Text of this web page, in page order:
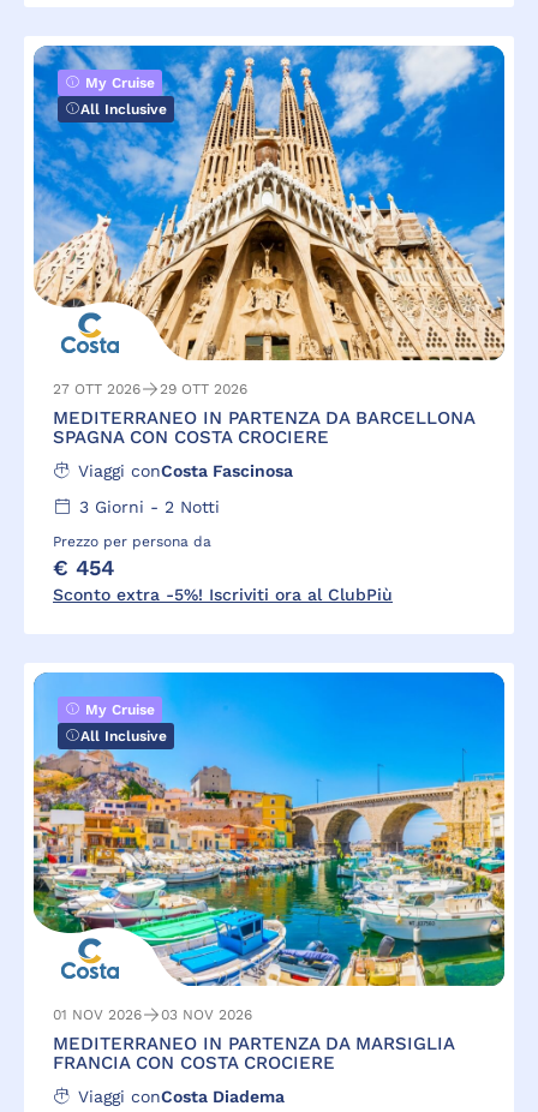
My Cruise
All Inclusive
27 OTT 2026 29 OTT 2026
MEDITERRANEO IN PARTENZA DA BARCELLONA
SPAGNA CON COSTA CROCIERE
Viaggi conCosta Fascinosa
3Giorni - 2 Notti
Prezzo per persona da
€ 454
Sconto extra -5%! Iscriviti ora al ClubPiù
My Cruise
All Inclusive
01 NOV 2026 03 NOV 2026
MEDITERRANEO IN PARTENZA DA MARSIGLIA
FRANCIA CON COSTA CROCIERE
Viaggi conCosta Diadema